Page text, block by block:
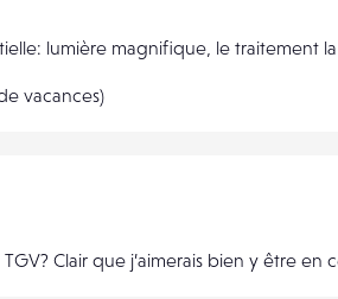
lumière magnifique, le traitement
vacances)
TGV? Clair que j’aimerais bien y être en